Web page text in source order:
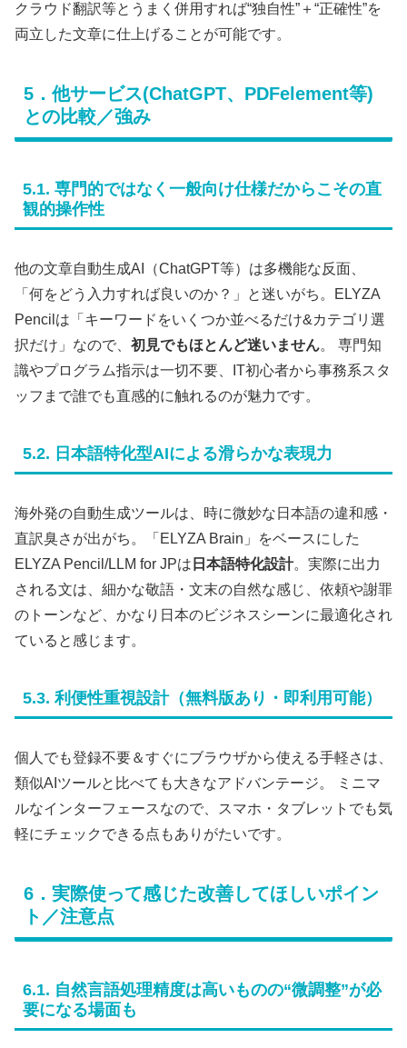
クラウド翻訳等とうまく併用すれば“独自性”＋“正確性”を
両立した文章に仕上げることが可能です。
5．他サービス(ChatGPT、PDFelement等)
との比較／強み
5.1. 専門的ではなく一般向け仕様だからこその直
観的操作性
他の文章自動生成AI（ChatGPT等）は多機能な反面、
「何をどう入力すれば良いのか？」と迷いがち。ELYZA
Pencilは「キーワードをいくつか並べるだけ&カテゴリ選
択だけ」なので、 初見でもほとんど迷いません。 専門知
識やプログラム指示は一切不要、IT初心者から事務系スタ
ッフまで誰でも直感的に触れるのが魅力です。
5.2. 日本語特化型AIによる滑らかな表現力
海外発の自動生成ツールは、時に微妙な日本語の違和感・
直訳臭さが出がち。「ELYZA Brain」をベースにした
ELYZA Pencil/LLM for JPは 日本語特化設計。実際に出力
される文は、細かな敬語・文末の自然な感じ、依頼や謝罪
のトーンなど、かなり日本のビジネスシーンに最適化され
ていると感じます。
5.3. 利便性重視設計（無料版あり・即利用可能）
個人でも登録不要＆すぐにブラウザから使える手軽さは、
類似AIツールと比べても大きなアドバンテージ。 ミニマ
ルなインターフェースなので、スマホ・タブレットでも気
軽にチェックできる点もありがたいです。
6．実際使って感じた改善してほしいポイン
ト／注意点
6.1. 自然言語処理精度は高いものの“微調整”が必
要になる場面も